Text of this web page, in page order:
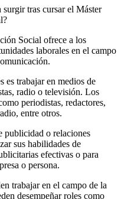
surgir tras cursar el Máster
Social ofrece a los
laborales en el campo
es trabajar en medios de
radio o televisión. Los
periodistas, redactores,
entre otros.
publicidad o relaciones
sus habilidades de
efectivas o para
o persona.
trabajar en el campo de la
desempeñar roles como